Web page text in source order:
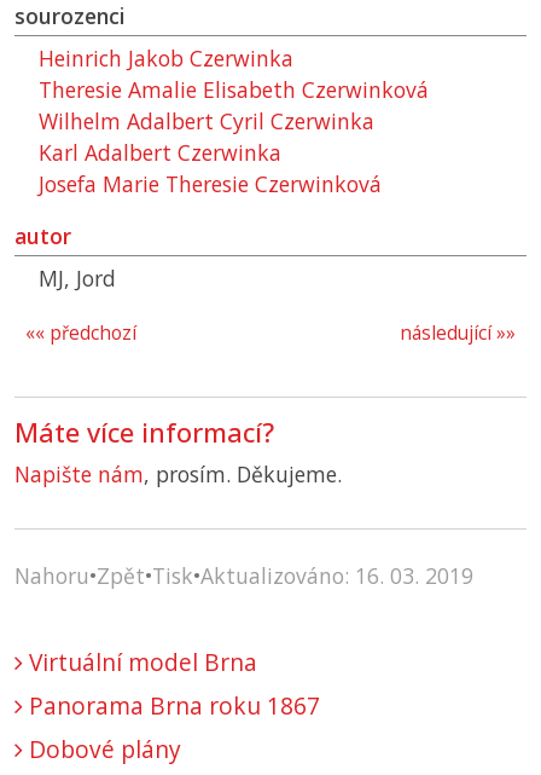
sourozenci
Heinrich Jakob Czerwinka
Theresie Amalie Elisabeth Czerwinková
Wilhelm Adalbert Cyril Czerwinka
Karl Adalbert Czerwinka
Josefa Marie Theresie Czerwinková
autor
MJ, Jord
následující »»
«« předchozí
Máte více informací?
Napište nám, prosím. Děkujeme.
Nahoru•Zpět•Tisk•Aktualizováno: 16. 03. 2019
Virtuální model Brna
Panorama Brna roku 1867
Dobové plány